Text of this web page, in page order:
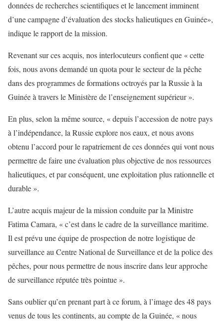
données de recherches scientifiques et le lancement imminent
d’une campagne d’évaluation des stocks halieutiques en Guinée»,
indique le rapport de la mission.
Revenant sur ces acquis, nos interlocuteurs confient que « cette
fois, nous avons demandé un quota pour le secteur de la pêche
dans des programmes de formations octroyés par la Russie à la
Guinée à travers le Ministère de l’enseignement supérieur ».
En plus, selon la même source, « depuis l’accession de notre pays
à l’indépendance, la Russie explore nos eaux, et nous avons
obtenu l’accord pour le rapatriement de ces données qui vont nous
permettre de faire une évaluation plus objective de nos ressources
halieutiques, et par conséquent, une exploitation plus rationnelle et
durable ».
L’autre acquis majeur de la mission conduite par la Ministre
Fatima Camara, « c’est dans le cadre de la surveillance maritime.
Il est prévu une équipe de prospection de notre logistique de
surveillance au Centre National de Surveillance et de la police des
pêches, pour nous permettre de nous inscrire dans leur approche
de surveillance réputée très pointue ».
Sans oublier qu’en prenant part à ce forum, à l’image des 48 pays
venus de tous les continents, au compte de la Guinée, « nous